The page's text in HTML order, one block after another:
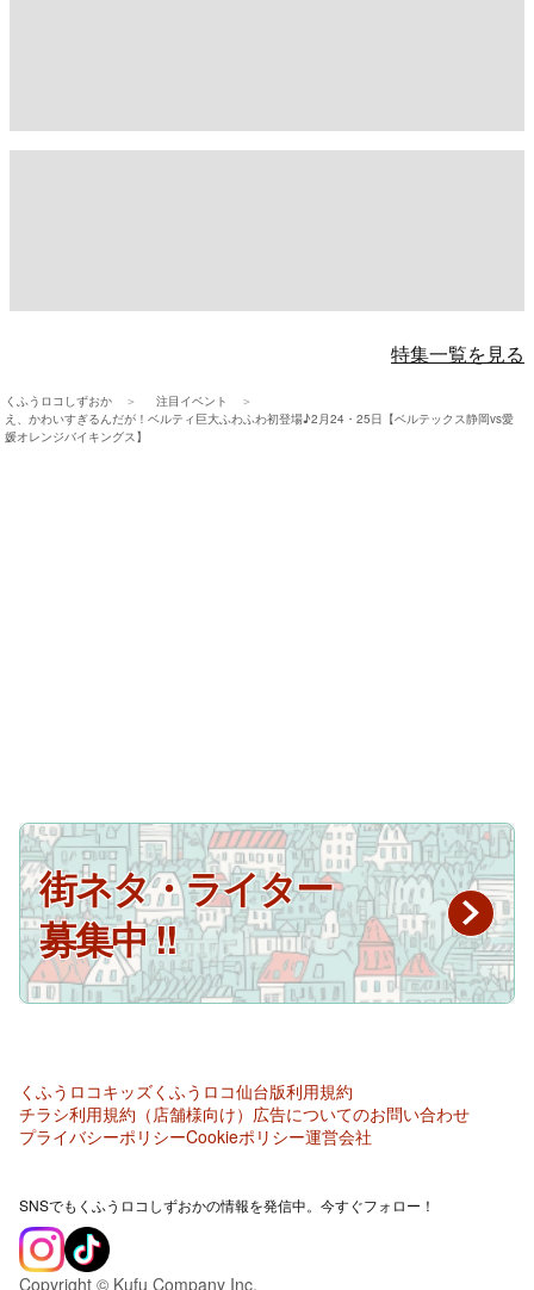
特集一覧を見る
くふうロコしずおか
注目イベント
え、かわいすぎるんだが！ベルティ巨大ふわふわ初登場♪2月24・25日【ベルテックス静岡vs愛
媛オレンジバイキングス】
街ネタ・ライター
募集中 !!
くふうロコキッズくふうロコ仙台版利用規約
チラシ利用規約（店舗様向け） 広告についてのお問い合わせ
プライバシーポリシーCookieポリシー運営会社
SNSでもくふうロコしずおかの情報を発信中。今すぐフォロー！
Copyright © Kufu Company Inc.